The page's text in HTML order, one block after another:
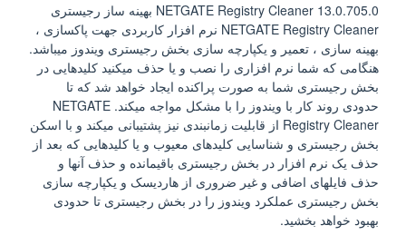
NETGATE Registry Cleaner 13.0.705.0 بهینه ساز رجیستری
NETGATE Registry Cleaner نرم افزار کاربردی جهت پاکسازی ،
بهینه سازی ، تعمیر و یکپارچه سازی بخش رجیستری ویندوز میباشد.
هنگامی که شما نرم افزاری را نصب و یا حذف میکنید کلیدهایی در
بخش رجیستری شما به صورت پراکنده ایجاد خواهد شد که تا
حدودی روند کار با ویندوز را با مشکل مواجه میکند. NETGATE
Registry Cleaner از قابلیت زمانبندی نیز پشتیبانی میکند و با اسکن
بخش رجیستری و شناسایی کلیدهای معیوب و یا کلیدهایی که بعد از
حذف یک نرم افزار در بخش رجیستری باقیمانده و حذف آنها و
حذف فایلهای اضافی و غیر ضروری از هاردیسک و یکپارچه سازی
بخش رجیستری عملکرد ویندوز را در بخش رجیستری تا حدودی
بهبود خواهد بخشید.